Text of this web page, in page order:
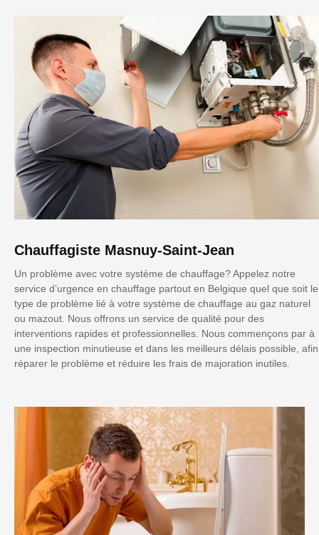
Chauffagiste Masnuy-Saint-Jean
Un problème avec votre système de chauffage? Appelez notre
service d’urgence en chauffage partout en Belgique quel que soit le
type de problème lié à votre système de chauffage au gaz naturel
ou mazout. Nous offrons un service de qualité pour des
interventions rapides et professionnelles. Nous commençons par à
une inspection minutieuse et dans les meilleurs délais possible, afin
réparer le problème et réduire les frais de majoration inutiles.